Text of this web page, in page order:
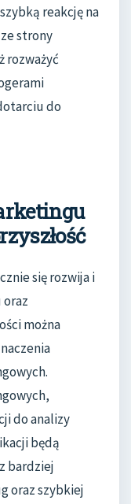
reakcję na
strony
rozważyć
do
się rozwija i
można
do analizy
będą
bardziej
oraz szybkiej